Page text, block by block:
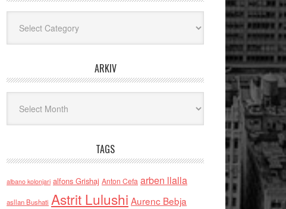
ARKIV
TAGS
albano kolonjari alfons Grishaj Anton Cefa arben llalla
asllan Bushati Astrit Lulushi Aurenc Bebja